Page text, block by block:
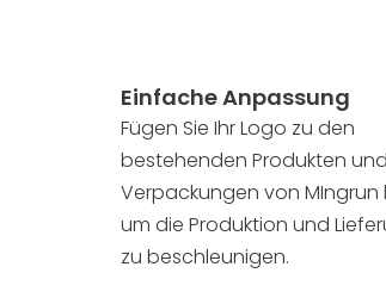
Einfache Anpassung
Fügen Sie Ihr Logo zu den
bestehenden Produkten und
Verpackungen von MIngrun
um die Produktion und
zu beschleunigen.